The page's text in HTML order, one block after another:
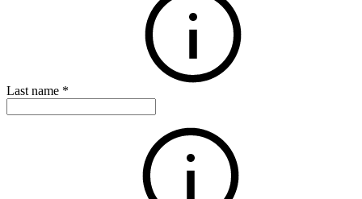
Last name *